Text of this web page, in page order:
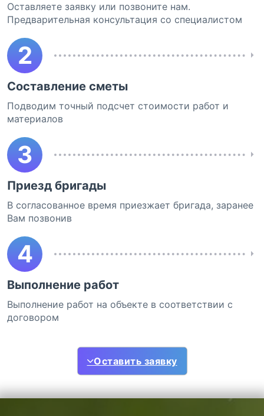
Оставляете заявку или позвоните нам.
Предварительная консультация со специалистом
2
Составление сметы
Подводим точный подсчет стоимости работ и
материалов
3
Приезд бригады
В согласованное время приезжает бригада, заранее
Вам позвонив
4
Выполнение работ
Выполнение работ на объекте в соответствии с
договором
Оставить заявку